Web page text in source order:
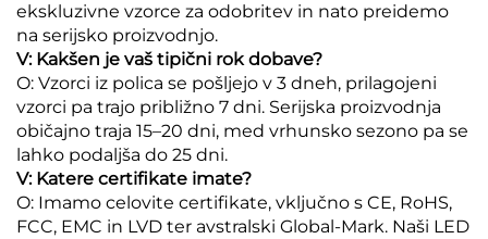
ekskluzivne vzorce za odobritev in nato preidemo
na serijsko proizvodnjo.
V: Kakšen je vaš tipični rok dobave?
O: Vzorci iz polica se pošljejo v 3 dneh, prilagojeni
vzorci pa trajo približno 7 dni. Serijska proizvodnja
običajno traja 15–20 dni, med vrhunsko sezono pa se
lahko podaljša do 25 dni.
V: Katere certifikate imate?
O: Imamo celovite certifikate, vključno s CE, RoHS,
FCC, EMC in LVD ter avstralski Global-Mark. Naši LED